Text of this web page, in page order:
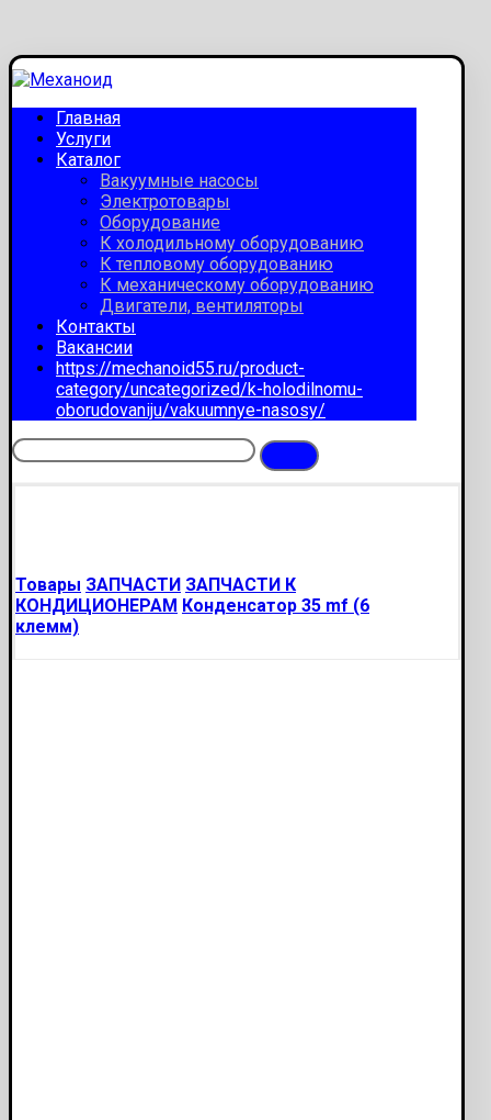
Главная
Услуги
Каталог
Вакуумные насосы
Электротовары
Оборудование
К холодильному оборудованию
К тепловому оборудованию
К механическому оборудованию
Двигатели, вентиляторы
Контакты
Вакансии
https://mechanoid55.ru/product-
category/uncategorized/k-holodilnomu-
oborudovaniju/vakuumnye-nasosy/
Товары ЗАПЧАСТИ ЗАПЧАСТИ К
КОНДИЦИОНЕРАМ Конденсатор 35 mf (6
клемм)